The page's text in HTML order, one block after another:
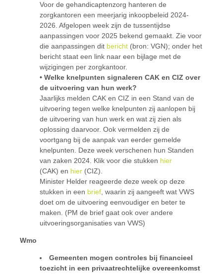
Voor de gehandicaptenzorg hanteren de
zorgkantoren een meerjarig inkoopbeleid 2024-
2026. Afgelopen week zijn de tussentijdse
aanpassingen voor 2025 bekend gemaakt. Zie voor
die aanpassingen dit bericht (bron: VGN); onder het
bericht staat een link naar een bijlage met de
wijzigingen per zorgkantoor.
• Welke knelpunten signaleren CAK en CIZ over
de uitvoering van hun werk?
Jaarlijks melden CAK en CIZ in een Stand van de
uitvoering tegen welke knelpunten zij aanlopen bij
de uitvoering van hun werk en wat zij zien als
oplossing daarvoor. Ook vermelden zij de
voortgang bij de aanpak van eerder gemelde
knelpunten. Deze week verschenen hun Standen
van zaken 2024. Klik voor die stukken hier
(CAK) en hier (CIZ).
Minister Helder reageerde deze week op deze
stukken in een brief , waarin zij aangeeft wat VWS
doet om de uitvoering eenvoudiger en beter te
maken. (PM de brief gaat ook over andere
uitvoeringsorganisaties van VWS)
Wmo
Gemeenten mogen controles bij financieel
toezicht in een privaatrechtelijke overeenkomst